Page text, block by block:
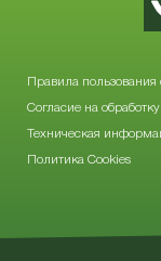
Правила пользования
Согласие на
Техническая
Политика Cookies